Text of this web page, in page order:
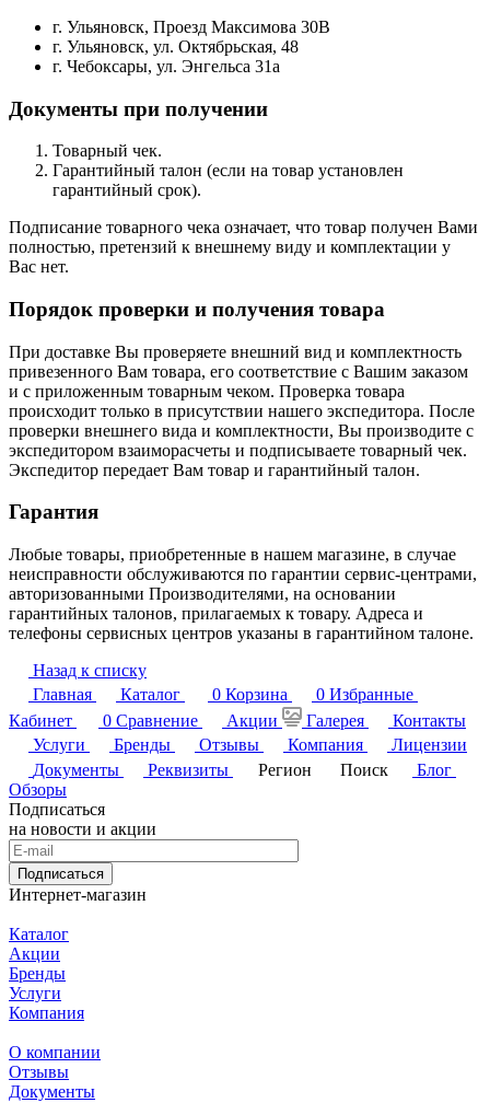
г. Ульяновск, Проезд Максимова 30В
г. Ульяновск, ул. Октябрьская, 48
г. Чебоксары, ул. Энгельса 31а
Документы при получении
Товарный чек.
Гарантийный талон (если на товар установлен
гарантийный срок).
Подписание товарного чека означает, что товар получен Вами
полностью, претензий к внешнему виду и комплектации у
Вас нет.
Порядок проверки и получения товара
При доставке Вы проверяете внешний вид и комплектность
привезенного Вам товара, его соответствие с Вашим заказом
и с приложенным товарным чеком. Проверка товара
происходит только в присутствии нашего экспедитора. После
проверки внешнего вида и комплектности, Вы производите с
экспедитором взаиморасчеты и подписываете товарный чек.
Экспедитор передает Вам товар и гарантийный талон.
Гарантия
Любые товары, приобретенные в нашем магазине, в случае
неисправности обслуживаются по гарантии сервис-центрами,
авторизованными Производителями, на основании
гарантийных талонов, прилагаемых к товару. Адреса и
телефоны сервисных центров указаны в гарантийном талоне.
Назад к списку
Главная
Каталог 0 Корзина 0 Избранные
Кабинет
0 Сравнение Акции Галерея
Контакты
Услуги
Бренды Отзывы Компания
Лицензии
Документы
Реквизиты Регион Поиск
Блог
Обзоры
Подписаться
на новости и акции
Подписаться
Интернет-магазин
Каталог
Акции
Бренды
Услуги
Компания
О компании
Отзывы
Документы